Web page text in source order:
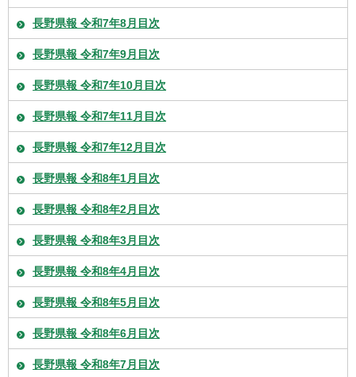
長野県報 令和7年8月目次
長野県報 令和7年9月目次
長野県報 令和7年10月目次
長野県報 令和7年11月目次
長野県報 令和7年12月目次
長野県報 令和8年1月目次
長野県報 令和8年2月目次
長野県報 令和8年3月目次
長野県報 令和8年4月目次
長野県報 令和8年5月目次
長野県報 令和8年6月目次
長野県報 令和8年7月目次